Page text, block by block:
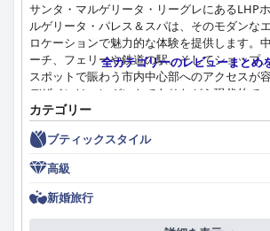
サンタ・マルゲリータ・リーグレにあるLHP
ルゲリータ・パレス＆スパは、そのモダンな
ロケーションで魅力的な体験を提供します。
ーチ、フェリーや鉄道の駅、そしてショップ
スポットで賑わう市内中心部へのアクセスが
デザインはエレガントでありながら現代的で
た客室と卓越したサービスによって補完され
位置しているにもかかわらず、ホテルは静か
光の一日の後には静かな隠れ家を提供します。
ゲストは一般的に、バラエティと品質に優れ
り、豊富な種類のフルーツ、ペストリー、ナ
かなアイテムに加え、グルテンフリーやヘル
用意されています。朝11時まで提供される朝
全カテゴリーのレビューまとめ
カテゴリー
ブティックスタイル
高級
新婚旅行